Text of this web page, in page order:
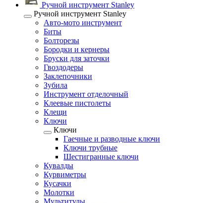
Ручной инструмент Stanley
Ручной инструмент Stanley
Авто-мото инструмент
Биты
Болторезы
Бородки и кернеры
Бруски для заточки
Гвоздодеры
Заклепочники
Зубила
Инструмент отделочный
Клеевые пистолеты
Клещи
Ключи
Ключи
Гаечные и разводные ключи
Ключи трубные
Шестигранные ключи
Кувалды
Курвиметры
Кусачки
Молотки
Мультитулы